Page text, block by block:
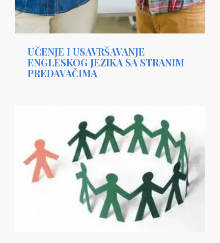
UČENJE I USAVRŠAVANJE
ENGLESKOG JEZIKA SA STRANIM
PREDAVAČIMA